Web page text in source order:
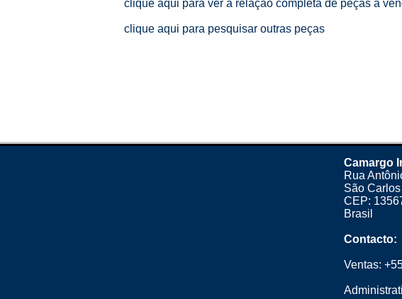
clique aqui para ver a relação completa de peças à
clique aqui para pesquisar outras peças
Camargo
Rua
São
CEP:
Brasil
Contacto:
Ventas: